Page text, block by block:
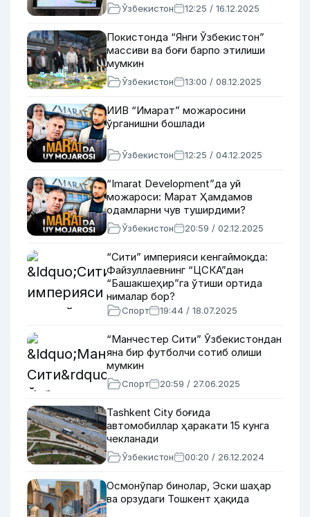
Ўзбекистон 12:25 / 16.12.2025
Покистонда “Янги Ўзбекистон”
массиви ва боғи барпо этилиши
мумкин
Ўзбекистон 13:00 / 08.12.2025
ИИВ “Имарат” можаросини
ўрганишни бошлади
Ўзбекистон 12:25 / 04.12.2025
“Imarat Development”да уй
можароси: Марат Ҳамдамов
одамларни чув туширдими?
Ўзбекистон 20:59 / 02.12.2025
“Сити” империяси кенгаймоқда:
Файзуллаевнинг “ЦСКА”дан
“Башакшеҳир”га ўтиши ортида
нималар бор?
Спорт 19:44 / 18.07.2025
“Манчестер Сити” Ўзбекистондан
яна бир футболчи сотиб олиши
мумкин
Спорт 20:59 / 27.06.2025
Tashkent City боғида
автомобиллар ҳаракати 15 кунга
чекланади
Ўзбекистон 00:20 / 26.12.2024
Осмонўпар бинолар, Эски шаҳар
ва орзудаги Тошкент ҳақида